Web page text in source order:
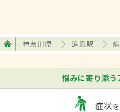
神奈川県 追浜駅
悩みに寄り添う
症状